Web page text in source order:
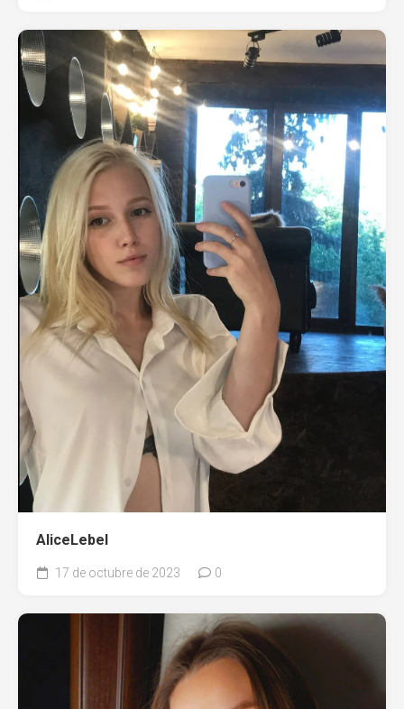
AliceLebel
17 de octubre de 2023 0